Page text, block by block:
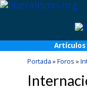
Artículos
Portada »Foros »